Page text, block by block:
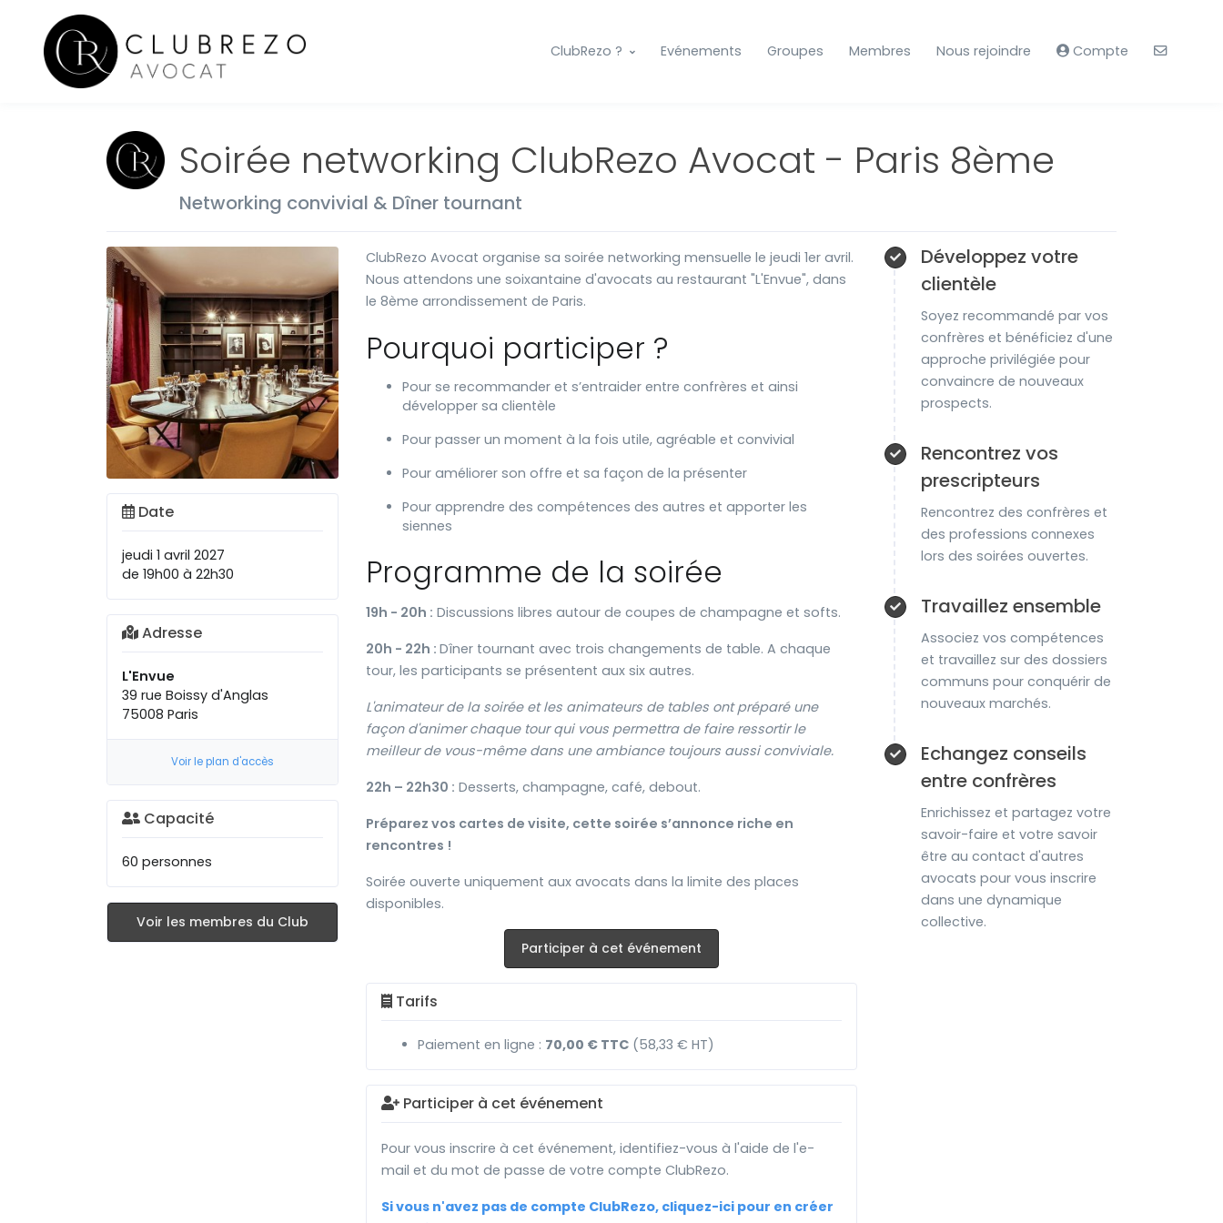
ClubRezo ? Evénements Groupes Membres Nous rejoindre Compte
Soirée networking ClubRezo Avocat - Paris 8ème
Networking convivial & Dîner tournant
Date
jeudi 1 avril 2027
de 19h00 à 22h30
Adresse
L'Envue
39 rue Boissy d'Anglas
75008 Paris
Voir le plan d'accès
Capacité
60 personnes
Voir les membres du Club
ClubRezo Avocat organise sa soirée networking mensuelle le jeudi 1er avril.
Nous attendons une soixantaine d'avocats au restaurant "L'Envue", dans
le 8ème arrondissement de Paris.
Pourquoi participer ?
Pour se recommander et s’entraider entre confrères et ainsi
développer sa clientèle
Pour passer un moment à la fois utile, agréable et convivial
Pour améliorer son offre et sa façon de la présenter
Pour apprendre des compétences des autres et apporter les
siennes
Programme de la soirée
19h - 20h : Discussions libres autour de coupes de champagne et softs.
20h - 22h : Dîner tournant avec trois changements de table. A chaque
tour, les participants se présentent aux six autres.
L'animateur de la soirée et les animateurs de tables ont préparé une
façon d'animer chaque tour qui vous permettra de faire ressortir le
meilleur de vous-même dans une ambiance toujours aussi conviviale.
22h – 22h30 : Desserts, champagne, café, debout.
Préparez vos cartes de visite, cette soirée s’annonce riche en
rencontres !
Soirée ouverte uniquement aux avocats dans la limite des places
disponibles.
Participer à cet événement
Tarifs
Paiement en ligne : 70,00 € TTC (58,33 € HT)
Participer à cet événement
Pour vous inscrire à cet événement, identifiez-vous à l'aide de l'e-
mail et du mot de passe de votre compte ClubRezo.
Si vous n'avez pas de compte ClubRezo, cliquez-ici pour en créer
Développez votre
clientèle
Soyez recommandé par vos
confrères et bénéficiez d'une
approche privilégiée pour
convaincre de nouveaux
prospects.
Rencontrez vos
prescripteurs
Rencontrez des confrères et
des professions connexes
lors des soirées ouvertes.
Travaillez ensemble
Associez vos compétences
et travaillez sur des dossiers
communs pour conquérir de
nouveaux marchés.
Echangez conseils
entre confrères
Enrichissez et partagez votre
savoir-faire et votre savoir
être au contact d'autres
avocats pour vous inscrire
dans une dynamique
collective.